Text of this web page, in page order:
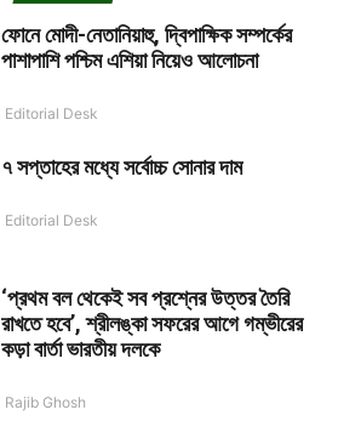
ফোনে মোদী-নেতানিয়াহু, দ্বিপাক্ষিক সম্পর্কের
পাশাপাশি পশ্চিম এশিয়া নিয়েও আলোচনা
Editorial Desk
৭ সপ্তাহের মধ্যে সর্বোচ্চ সোনার দাম
Editorial Desk
‘প্রথম বল থেকেই সব প্রশ্নের উত্তর তৈরি
রাখতে হবে’, শ্রীলঙ্কা সফরের আগে গম্ভীরের
কড়া বার্তা ভারতীয় দলকে
Rajib Ghosh